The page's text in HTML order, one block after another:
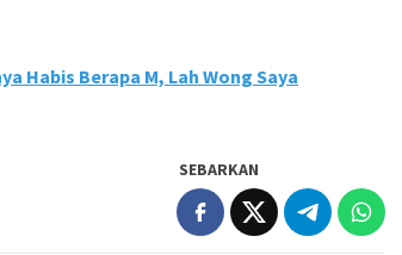
Habis Berapa M, Lah Wong Saya
SEBARKAN